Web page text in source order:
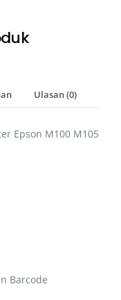
Ulasan (0)
Epson M100 M105
Barcode